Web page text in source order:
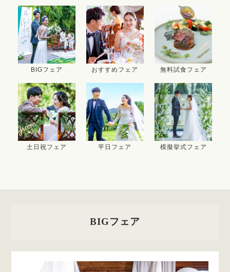
BIGフェア おすすめフェア 無料試食フェア
土日祝フェア 平日フェア 模擬挙式フェア
BIGフェア